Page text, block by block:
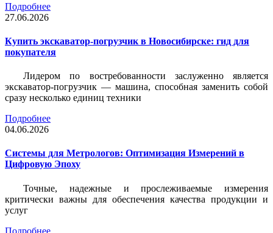
Подробнее
27.06.2026
Купить экскаватор-погрузчик в Новосибирске: гид для
покупателя
Лидером по востребованности заслуженно является
экскаватор-погрузчик — машина, способная заменить собой
сразу несколько единиц техники
Подробнее
04.06.2026
Системы для Метрологов: Оптимизация Измерений в
Цифровую Эпоху
Точные, надежные и прослеживаемые измерения
критически важны для обеспечения качества продукции и
услуг
Подробнее